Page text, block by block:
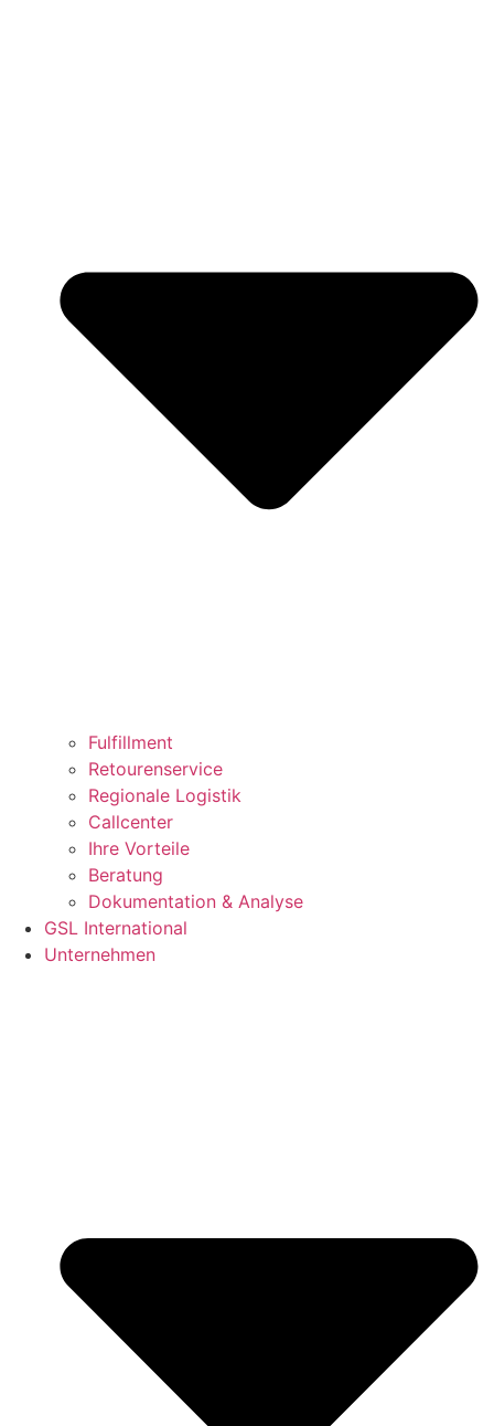
Fulfillment
Retourenservice
Regionale Logistik
Callcenter
Ihre Vorteile
Beratung
Dokumentation & Analyse
GSL International
Unternehmen